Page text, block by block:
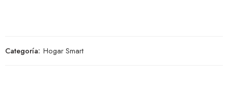
Categoría: Hogar Smart